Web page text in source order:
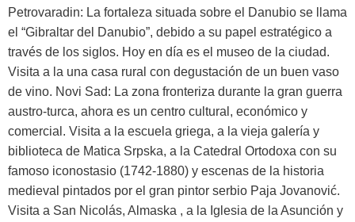
Petrovaradin: La fortaleza situada sobre el Danubio se llama
el “Gibraltar del Danubio”, debido a su papel estratégico a
través de los siglos. Hoy en día es el museo de la ciudad.
Visita a la una casa rural con degustación de un buen vaso
de vino. Novi Sad: La zona fronteriza durante la gran guerra
austro-turca, ahora es un centro cultural, económico y
comercial. Visita a la escuela griega, a la vieja galería y
biblioteca de Matica Srpska, a la Catedral Ortodoxa con su
famoso iconostasio (1742-1880) y escenas de la historia
medieval pintados por el gran pintor serbio Paja Jovanović.
Visita a San Nicolás, Almaska , a la Iglesia de la Asunción y